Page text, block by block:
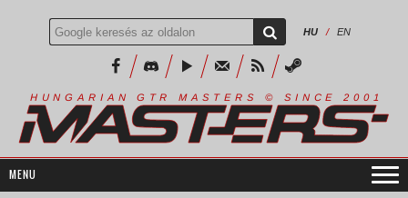
HU / EN
H U N G A R I A N G T R M A S T E R S © S I N C E 2 0 0 1